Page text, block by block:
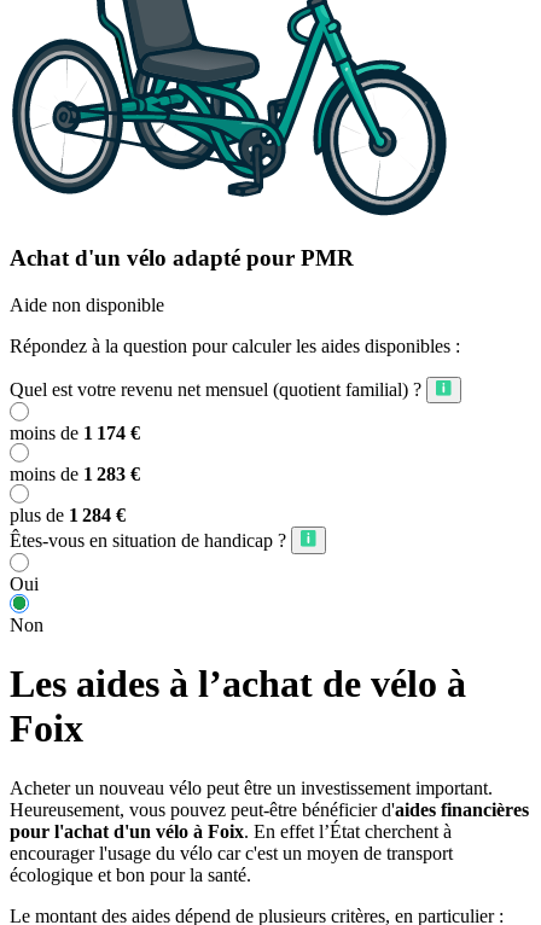
Achat d'un vélo adapté pour PMR
Aide non disponible
Répondez à la question pour calculer les aides disponibles :
Quel est votre revenu net mensuel (quotient familial) ?
moins de 1 174 €
moins de 1 283 €
plus de 1 284 €
Êtes-vous en situation de handicap ?
Oui
Non
Les aides à l’achat de vélo à
Foix
Acheter un nouveau vélo peut être un investissement important.
Heureusement, vous pouvez peut-être bénéficier d'aides financières
pour l'achat d'un vélo à Foix. En effet l’État cherchent à
encourager l'usage du vélo car c'est un moyen de transport
écologique et bon pour la santé.
Le montant des aides dépend de plusieurs critères, en particulier :